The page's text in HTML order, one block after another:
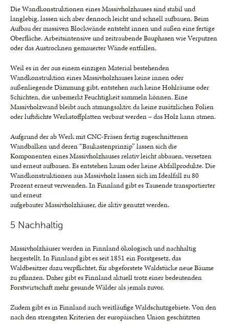
Die Wandkonstruktionen eines Massivholzhauses sind stabil und
langlebig, lassen sich aber dennoch leicht und schnell aufbauen. Beim
Aufbau der massiven Blockwände entsteht innen und außen eine fertige
Oberfläche. Arbeitsintensive und zeitraubende Bauphasen wie Verputzen
oder das Austrocknen gemauerter Wände entfallen.
Weil es in der aus einem einzigen Material bestehenden
Wandkonstruktion eines Massivholzhauses keine innen oder
außenliegende Dämmung gibt, entstehen auch keine Hohlräume oder
Schichten, die unbemerkt Feuchtigkeit sammeln können. Eine
Massivholzwand bleibt auch atmungsaktiv, da keine zusätzlichen Folien
oder luftdichte Werkstoffplatten verbaut werden – das Holz kann atmen.
Aufgrund der ab Werk mit CNC-Fräsen fertig zugeschnittenen
Wandbalken und deren “Baukastenprinzip” lassen sich die
Komponenten eines Massivholzhauses relativ leicht abbauen, versetzen
und erneut aufbauen. Es entstehen kaum oder keine Abfallprodukte. Die
Wandkonstruktionen aus Massivholz lassen sich im Idealfall zu 80
Prozent erneut verwenden. In Finnland gibt es Tausende transportierter
und erneut
aufgebauter Massivholzhäuser, die aktiv genutzt werden.
5 Nachhaltig
Massivholzhäuser werden in Finnland ökologisch und nachhaltig
hergestellt. In Finnland gibt es seit 1851 ein Forstgesetz, das
Waldbesitzer dazu verpflichtet, für abgeforstete Waldstücke neue Bäume
zu pflanzen. Daher gibt es Finnland aktuell trotz einer bedeutenden
Forstwirtschaft mehr gesunde Wälder als jemals zuvor.
Zudem gibt es in Finnland auch weitläufige Waldschutzgebiete. Von den
nach den strengsten Kriterien der europäischen Union geschützten